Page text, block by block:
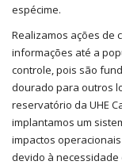
espécime.
Realizamos ações de
informações até a
controle, pois são
dourado para outros
reservatório da UHE
implantamos um
impactos
devido à necessidade